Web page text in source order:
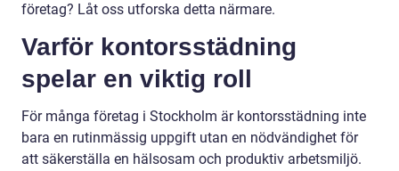
företag? Låt oss utforska detta närmare.
Varför kontorsstädning
spelar en viktig roll
För många företag i Stockholm är kontorsstädning inte
bara en rutinmässig uppgift utan en nödvändighet för
att säkerställa en hälsosam och produktiv arbetsmiljö.